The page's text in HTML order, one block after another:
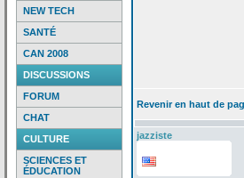
NEW TECH
SANTÉ
CAN 2008
DISCUSSIONS
FORUM
CHAT
CULTURE
SCIENCES ET
ÉDUCATION
Revenir en haut de
jazziste